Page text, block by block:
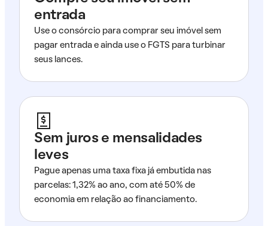
entrada
Use o consórcio para comprar seu imóvel sem
pagar entrada e ainda use o FGTS para turbinar
seus lances.
Sem juros e mensalidades
leves
Pague apenas uma taxa fixa já embutida nas
parcelas: 1,32% ao ano, com até 50% de
economia em relação ao financiamento.